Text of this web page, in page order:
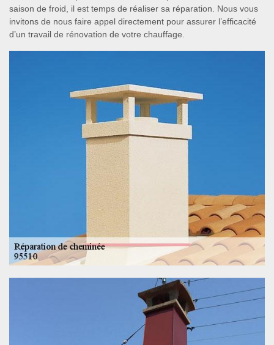
saison de froid, il est temps de réaliser sa réparation. Nous vous
invitons de nous faire appel directement pour assurer l’efficacité
d’un travail de rénovation de votre chauffage.